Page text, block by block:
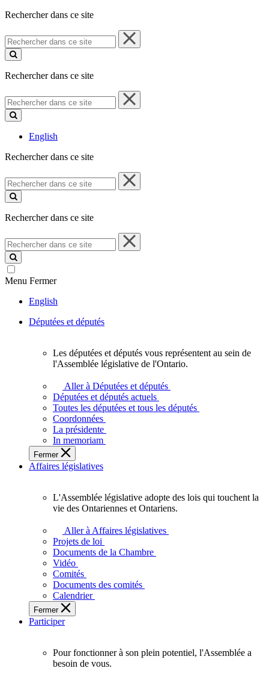
Rechercher dans ce site
Rechercher
dans
ce
Rechercher dans ce site
Rechercher
dans
ce
English
Rechercher dans ce site
Rechercher
dans
ce
Rechercher dans ce site
Rechercher
dans
ce
site
Menu Fermer
English
Députées et députés
députés
vous
représentent
sein
de
l'Assemblée
législative
l'Ontario.
Les députées et députés vous représentent au sein de
l'Assemblée législative de l'Ontario.
Aller à Députées et députés
Députées et députés actuels
Toutes les députées et tous les députés
Coordonnées
La présidente
In memoriam
Fermer
Affaires législatives
L'Assemblée
adopte
touchent
des
Ontariennes
et
L'Assemblée législative adopte des lois qui touchent la
vie des Ontariennes et Ontariens.
Aller à Affaires législatives
Projets de loi
Documents de la Chambre
Vidéo
Comités
Documents des comités
Calendrier
Fermer
Participer
Pour fonctionner à son plein potentiel, l'Assemblée a
besoin de vous.